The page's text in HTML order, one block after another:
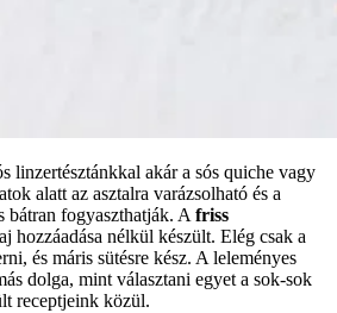
linzertésztánkkal akár a sós quiche vagy
alatt az asztalra varázsolható és a
bátran fogyaszthatják. A friss
hozzáadása nélkül készült. Elég csak a
és máris sütésre kész. A leleményes
dolga, mint választani egyet a sok-sok
receptjeink közül.